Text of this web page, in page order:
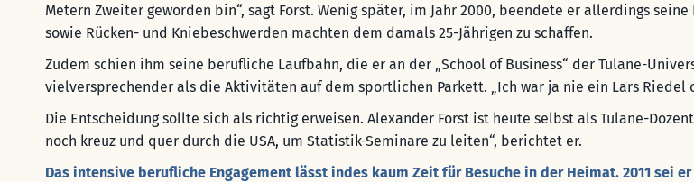
Metern Zweiter geworden bin“, sagt Forst. Wenig später, im Jahr 2000, beendete er allerdings
sowie Rücken- und Kniebeschwerden machten dem damals 25-Jährigen zu schaffen.
Zudem schien ihm seine berufliche Laufbahn, die er an der „School of Business“ der Tulane-
vielversprechender als die Aktivitäten auf dem sportlichen Parkett. „Ich war ja nie ein Lars Riedel
Die Entscheidung sollte sich als richtig erweisen. Alexander Forst ist heute selbst als Tulane-
noch kreuz und quer durch die USA, um Statistik-Seminare zu leiten“, berichtet er.
Das intensive berufliche Engagement lässt indes kaum Zeit für Besuche in der Heimat. 2011 sei